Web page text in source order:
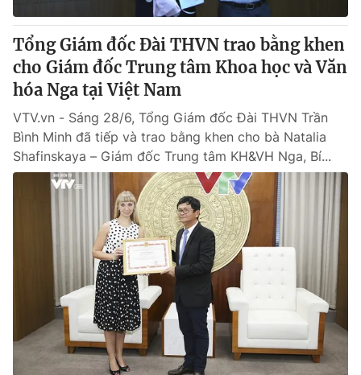
Emagazine Podcast
Photo Infographic
Video Shorts video
VTV Money VTV Thể thao
VTV Sức khoẻ Bất động sản
Thị trường 24h Tấm lòng Việt
Vươn mình bằng AI
VTV9 VTV8
Tổng Giám đốc Đài THVN trao bằng khen
cho Giám đốc Trung tâm Khoa học và Văn
hóa Nga tại Việt Nam
VTV.vn - Sáng 28/6, Tổng Giám đốc Đài THVN Trần
Bình Minh đã tiếp và trao bằng khen cho bà Natalia
Shafinskaya – Giám đốc Trung tâm KH&VH Nga, Bí...